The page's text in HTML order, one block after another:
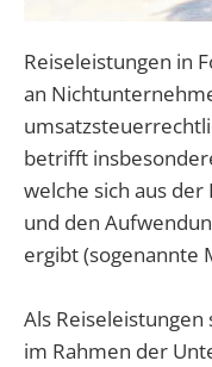
Reiseleistungen in
an
betrifft
welche sich aus
und den
ergibt (sogenannte
Als
im Rahmen der